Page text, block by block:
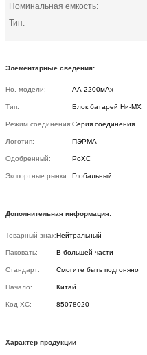
Номинальная емкость:
Тип:
Элементарные сведения:
Но. модели: АА 2200мАх
Тип: Блок батарей Ни-МХ
Режим соединения:Серия соединения
Логотип: ПЭРМА
Одобренный: РоХС
Экспортные рынки: Глобальный
Дополнительная информация:
Товарный знак:Нейтральный
Паковать: В большей части
Стандарт: Смогите быть подгоняно
Начало: Китай
Код ХС: 85078020
Характер продукции